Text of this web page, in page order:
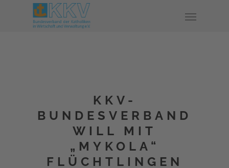
KKV-
BUNDESVERBAND
WILL MIT
„MYKOLA“
FLÜCHTLINGEN